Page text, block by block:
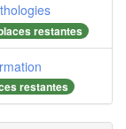
restantes
restantes